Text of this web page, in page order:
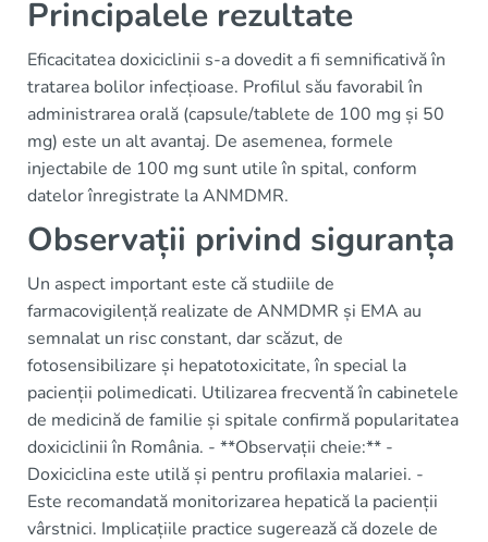
Principalele rezultate
Eficacitatea doxiciclinii s-a dovedit a fi semnificativă în
tratarea bolilor infecțioase. Profilul său favorabil în
administrarea orală (capsule/tablete de 100 mg și 50
mg) este un alt avantaj. De asemenea, formele
injectabile de 100 mg sunt utile în spital, conform
datelor înregistrate la ANMDMR.
Observații privind siguranța
Un aspect important este că studiile de
farmacovigilență realizate de ANMDMR și EMA au
semnalat un risc constant, dar scăzut, de
fotosensibilizare și hepatotoxicitate, în special la
pacienții polimedicati. Utilizarea frecventă în cabinetele
de medicină de familie și spitale confirmă popularitatea
doxiciclinii în România. - **Observații cheie:** -
Doxiciclina este utilă și pentru profilaxia malariei. -
Este recomandată monitorizarea hepatică la pacienții
vârstnici. Implicațiile practice sugerează că dozele de